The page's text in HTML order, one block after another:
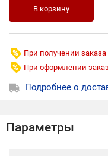
В корзину
При получении
При оформлении
Подробнее о
Параметры